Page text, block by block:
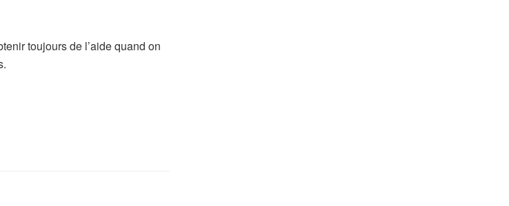
toujours de l’aide quand on